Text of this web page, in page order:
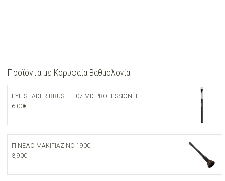
Προϊόντα με Κορυφαία Βαθμολογία
EYE SHADER BRUSH – 07 MD PROFESSIONEL
6,00€
ΠΙΝΕΛΟ ΜΑΚΙΓΙΑΖ ΝΟ 1900
3,90€